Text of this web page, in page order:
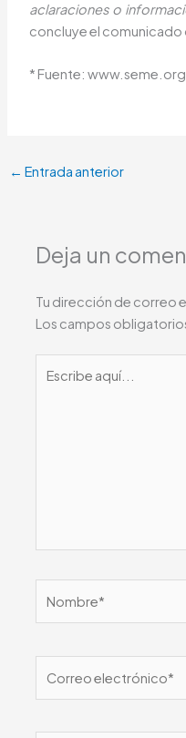
aclaraciones o
concluye el comunicado
* Fuente: www.seme.org
← Entrada anterior
Deja un
Tu dirección de correo
Los campos
aquí...
electrónico*